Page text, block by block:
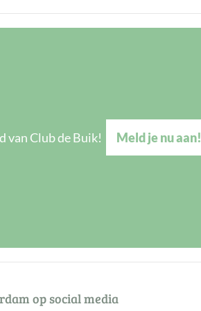
van Club de Buik! Meld je nu aan!
op social media